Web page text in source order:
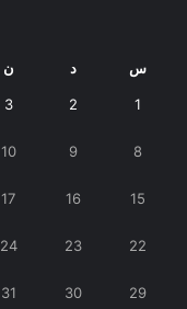
س د ن
1
2
3
8
9
10
15
16
17
22
23
24
29
30
31